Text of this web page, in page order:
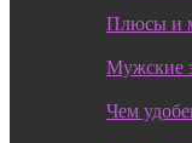
Плюсы и
Мужские
Чем